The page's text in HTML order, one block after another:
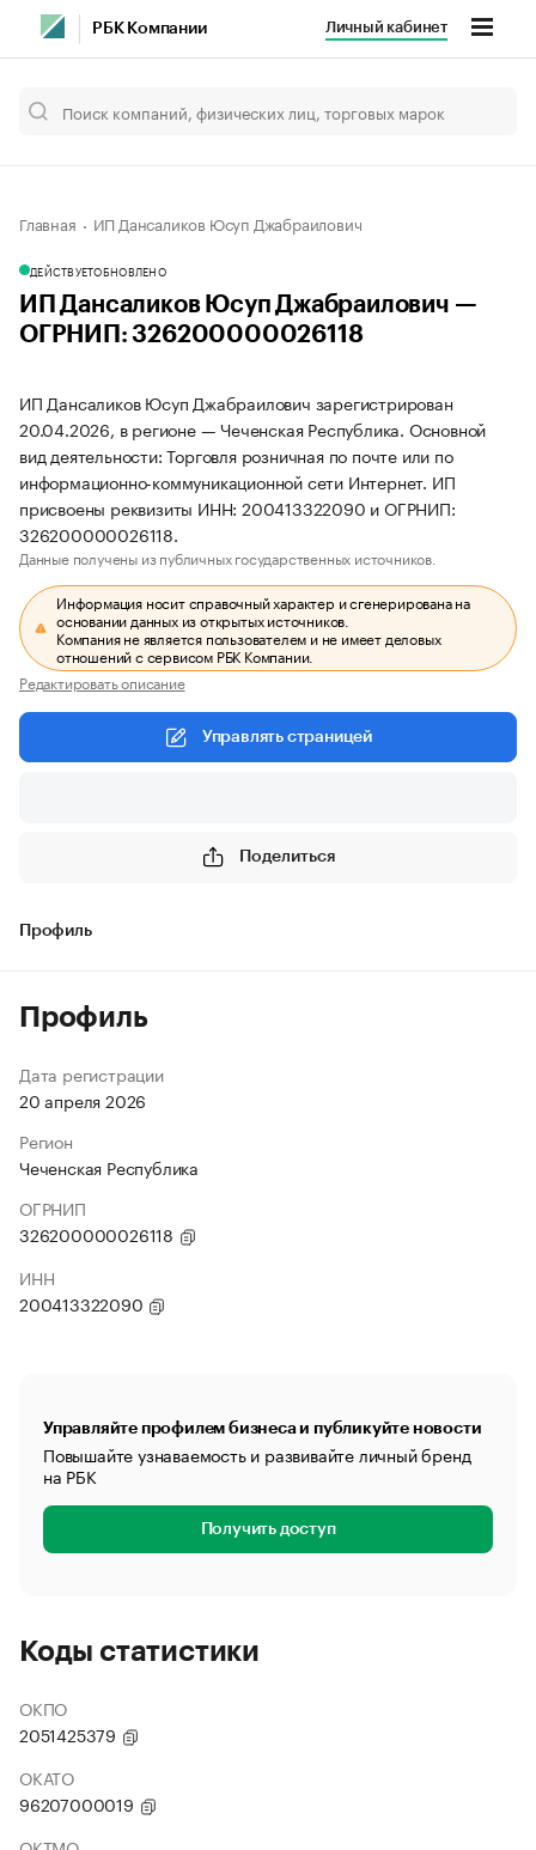
РБК Компании Личный кабинет
Главная ИП Дансаликов Юсуп Джабраилович
ДЕЙСТВУЕТОБНОВЛЕНО
ИП Дансаликов Юсуп Джабраилович —
ОГРНИП: 326200000026118
ИП Дансаликов Юсуп Джабраилович зарегистрирован
20.04.2026, в регионе — Чеченская Республика. Основной
вид деятельности: Торговля розничная по почте или по
информационно-коммуникационной сети Интернет. ИП
присвоены реквизиты ИНН: 200413322090 и ОГРНИП:
326200000026118.
Данные получены из публичных государственных источников.
Информация носит справочный характер и сгенерирована на
основании данных из открытых источников.
Компания не является пользователем и не имеет деловых
отношений с сервисом РБК Компании.
Редактировать описание
Управлять страницей
Поделиться
Профиль
Профиль
Дата регистрации
20 апреля 2026
Регион
Чеченская Республика
ОГРНИП
326200000026118
ИНН
200413322090
Управляйте профилем бизнеса и публикуйте новости
Повышайте узнаваемость и развивайте личный бренд
на РБК
Получить доступ
Коды статистики
ОКПО
2051425379
ОКАТО
96207000019